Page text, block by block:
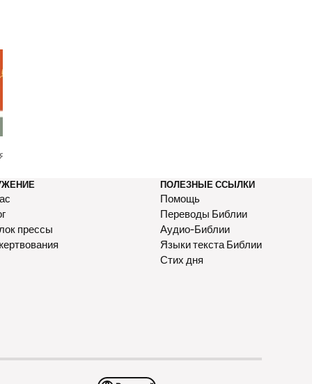
прессы
ПОЛЕЗНЫЕ ССЫЛКИ
Помощь
Переводы Библии
Аудио-Библии
Языки текста Библии
Стих дня